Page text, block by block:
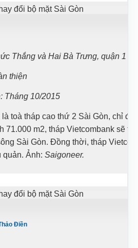
Thắng và Hai Bà Trưng, quận 1
thiện
Tháng 10/2015
toà tháp cao thứ 2 Sài Gòn, chỉ
71.000 m2, tháp Vietcombank sẽ
Sài Gòn. Đồng thời, tháp
quản. Ảnh:Saigoneer.
Điền